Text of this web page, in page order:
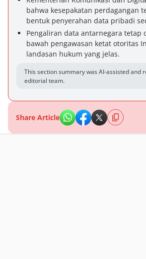
bahwa kesepakatan perdagangan
bentuk penyerahan data pribadi
Pengaliran data antarnegara tetap
bawah pengawasan ketat otoritas
landasan hukum yang jelas.
This section summary was AI-assisted and
editorial team.
Share Article